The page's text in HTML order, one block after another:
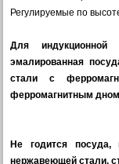
Регулируемые по
Для
эмалированная
стали с
ферромагнитным
Не годится посуда,
нержавеющей стали,